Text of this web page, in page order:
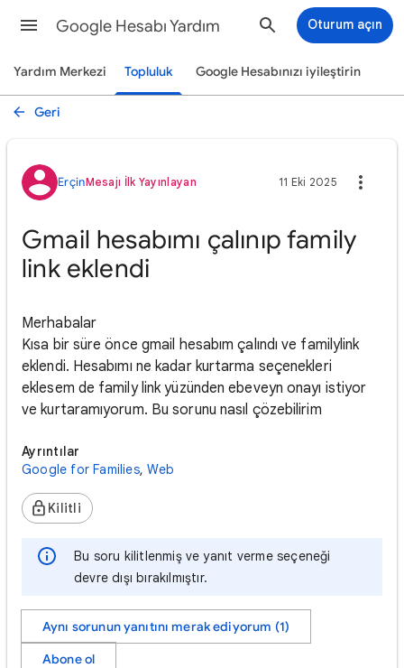
Google Hesabı Yardım Oturum açın
Yardım Merkezi Topluluk Google Hesabınızı iyileştirin
Geri
ErçinMesajı İlk Yayınlayan 11 Eki 2025
Gmail hesabımı çalınıp family
link eklendi
Merhabalar
Kısa bir süre önce gmail hesabım çalındı ve familylink
eklendi. Hesabımı ne kadar kurtarma seçenekleri
eklesem de family link yüzünden ebeveyn onayı istiyor
ve kurtaramıyorum. Bu sorunu nasıl çözebilirim
Ayrıntılar
Google for Families, Web
Kilitli
Bu soru kilitlenmiş ve yanıt verme seçeneği
devre dışı bırakılmıştır.
Aynı sorunun yanıtını merak ediyorum (1)
Abone ol